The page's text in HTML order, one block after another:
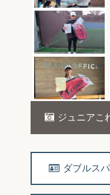
ジュニアこ
ダブルス